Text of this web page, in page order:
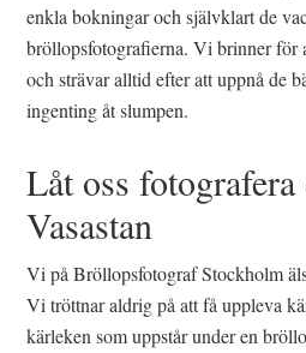
enkla bokningar och självklart de
bröllopsfotografierna. Vi brinner för
och strävar alltid efter att uppnå de
ingenting åt slumpen.
Låt oss
Vasastan
Vi på Bröllopsfotograf Stockholm
Vi tröttnar aldrig på att få uppleva
kärleken som uppstår under en